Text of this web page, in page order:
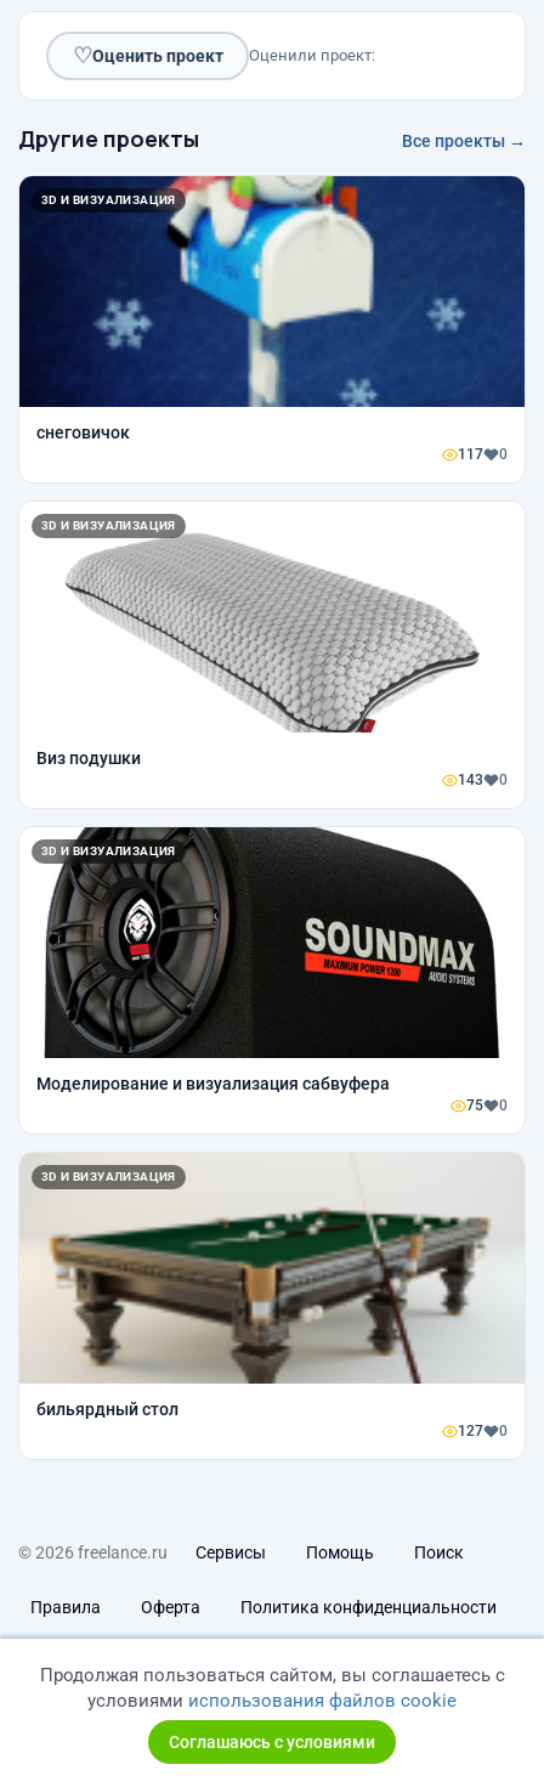
♡Оценить проект Оценили проект:
Другие проекты Все проекты →
3D И ВИЗУАЛИЗАЦИЯ
снеговичок
117 0
3D И ВИЗУАЛИЗАЦИЯ
Виз подушки
143 0
3D И ВИЗУАЛИЗАЦИЯ
Моделирование и визуализация сабвуфера
75 0
3D И ВИЗУАЛИЗАЦИЯ
бильярдный стол
127 0
© 2026 freelance.ru Сервисы Помощь Поиск
Правила Оферта Политика конфиденциальности
Продолжая пользоваться сайтом, вы соглашаетесь с
условиями использования файлов cookie
Соглашаюсь с условиями